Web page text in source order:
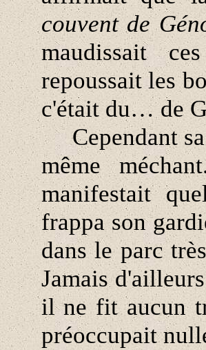
couvent de
maudissait
repoussait les
c'était du… de
Cependant sa
même
manifestait
frappa son
dans le parc
Jamais
il ne fit aucun
préoccupait